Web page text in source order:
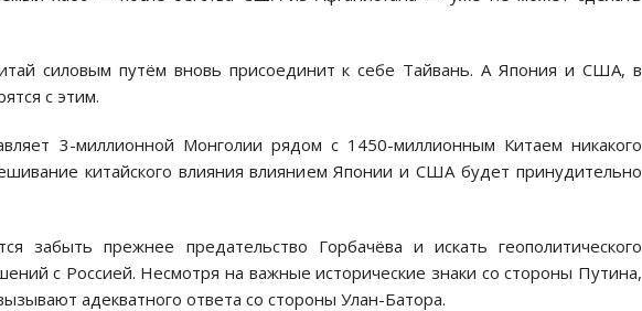
силовым путём вновь присоединит к себе Тайвань. А Япония и США, в
с этим.
3-миллионной Монголии рядом с 1450-миллионным Китаем никакого
китайского влияния влиянием Японии и США будет принудительно
забыть прежнее предательство Горбачёва и искать геополитического
с Россией. Несмотря на важные исторические знаки со стороны Путина,
адекватного ответа со стороны Улан-Батора.